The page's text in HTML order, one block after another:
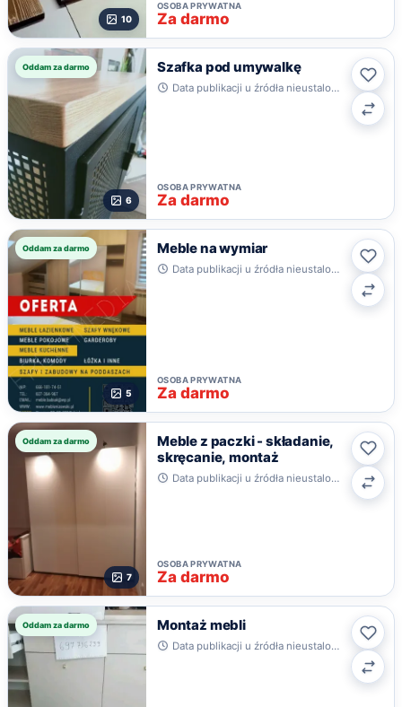
10
OSOBA PRYWATNA
Za darmo
Oddam za darmo
6
Szafka pod umywalkę
Data publikacji u źródła nieustalona · Wrocław
OSOBA PRYWATNA
Za darmo
Oddam za darmo
5
Meble na wymiar
Data publikacji u źródła nieustalona · Łódź
OSOBA PRYWATNA
Za darmo
Oddam za darmo
7
Meble z paczki - składanie,
skręcanie, montaż
Data publikacji u źródła nieustalona · Olsztyn
OSOBA PRYWATNA
Za darmo
Oddam za darmo Montaż mebli
Data publikacji u źródła nieustalona · Słupsk